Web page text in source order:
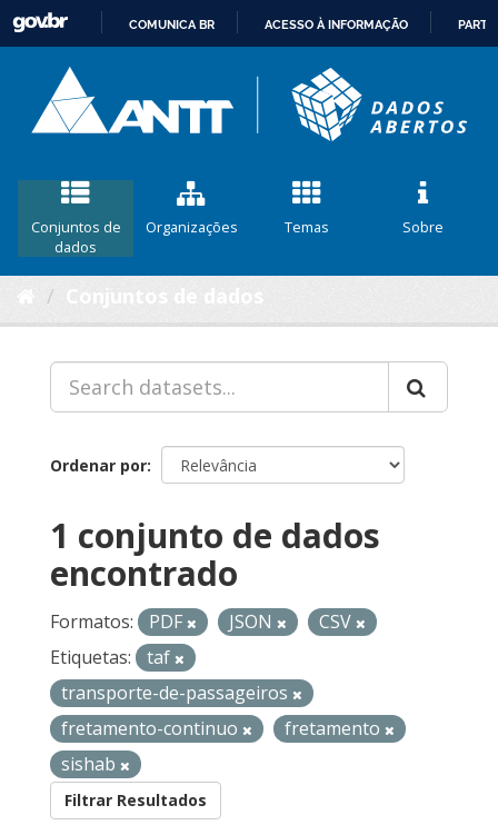
CONTEÚDO
COMUNICA BR ACESSO À INFORMAÇÃO
Conjuntos de
dados
Organizações Temas Sobre
Ordenar por
1 conjunto de dados
encontrado
Formatos: PDF JSON
CSV
Etiquetas:
taf
transporte-de-passageiros
fretamento-continuo
fretamento
sishab
Filtrar Resultados